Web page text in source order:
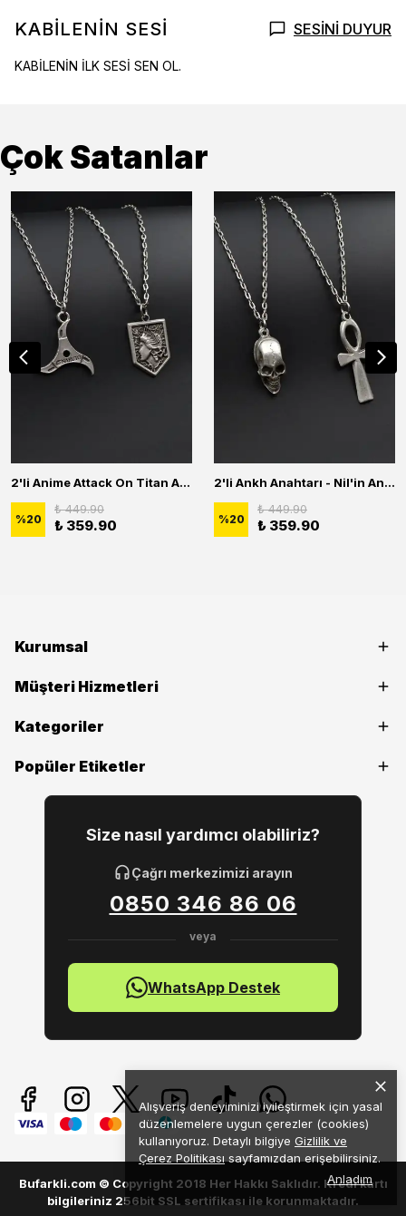
Alışveriş deneyiminizi iyileştirmek için yasal
düzenlemelere uygun çerezler (cookies)
kullanıyoruz. Detaylı bilgiye Gizlilik ve
Çerez Politikası sayfamızdan erişebilirsiniz.
Anladım
KABİLENİN SESİ SESİNİ DUYUR
KABİLENİN İLK SESİ SEN OL.
Çok Satanlar
2'li Anime Attack On Titan Acrylic Maria Anime Naruto Erkek Kadın Kolye Seti
%20
₺ 449.90
₺ 359.90
2'li Ankh Anahtarı - Nil'in Anahtarı - Kuru Kafa Erkek Kadın Kolye Seti
%20
₺ 449.90
₺ 359.90
Kurumsal
Müşteri Hizmetleri
Kategoriler
Popüler Etiketler
Size nasıl yardımcı olabiliriz?
Çağrı merkezimizi arayın
0850 346 86 06
WhatsApp Destek
Bufarkli.com © Copyright 2018 Her Hakkı Saklıdır. Kredi kartı
bilgileriniz 256bit SSL sertifikası ile korunmaktadır.